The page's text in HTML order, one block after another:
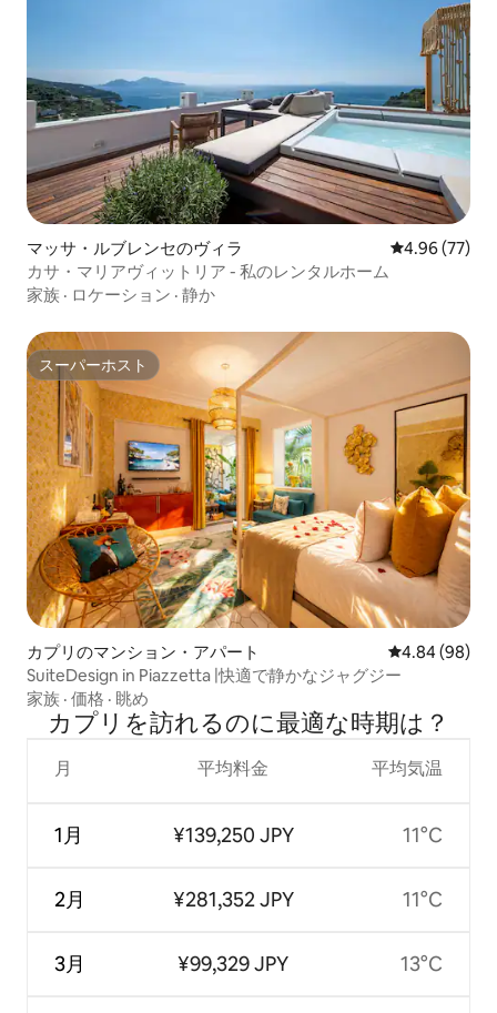
マッサ・ルブレンセのヴィラ レビュー77
4.96 (77)
カサ・マリアヴィットリア - 私のレンタルホーム
家族 · ロケーション · 静か
スーパーホスト
スーパーホスト
カプリのマンション・アパート レビュー98件
4.84 (98)
SuiteDesign in Piazzetta |快適で静かなジャグジー
家族 · 価格 · 眺め
カプリを訪⁠れ⁠るの⁠に最⁠適⁠な時⁠期⁠は⁠？
月
1月
2月
3月
平均料金
¥139,250 JPY
¥281,352 JPY
¥99,329 JPY
平均気温
11°C
11°C
13°C